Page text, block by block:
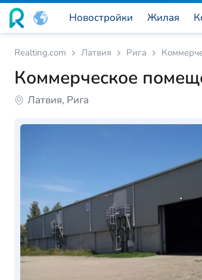
Новостройки Жилая
Realting.com Латвия Рига
Коммерческое
Латвия, Рига